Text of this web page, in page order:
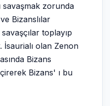
savaşmak zorunda
Bizanslılar
savaşçılar toplayıp
İsaurialı olan Zenon
Bizans
Bizans' ı bu